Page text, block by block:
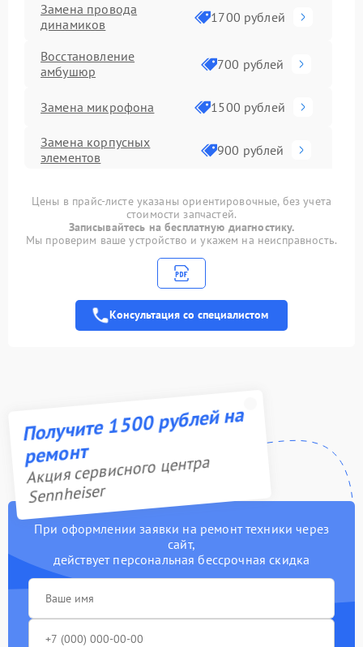
Замена провода
динамиков
1700 рублей
Восстановление
амбушюр
700 рублей
Замена микрофона 1500 рублей
Замена корпусных
элементов
900 рублей
попадания влаги
1492 рублей
Прошивка 1000 рублей
Ремонт динамика 1100 рублей
Цены в прайс-листе указаны ориентировочные, без учета
стоимости запчастей.
Записывайтесь на бесплатную диагностику.
Мы проверим ваше устройство и укажем на неисправность.
Консультация со специалистом
Получите 1500 рублей на
ремонт
Акция сервисного центра
Sennheiser
При оформлении заявки на ремонт техники через
сайт,
действует персональная бессрочная скидка